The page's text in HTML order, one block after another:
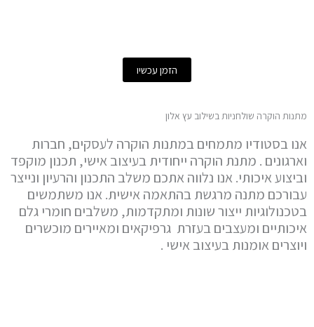
יצירה לחדר שינה
הזמן עכשיו
מתנות הוקרה שולחניות בשילוב עץ אלון
אנו בסטודיו מתמחים במתנות הוקרה לעסקים, חברות
וארגונים . מתנת הוקרה ייחודית בעיצוב אישי, תכנון מוקפד
וביצוע איכותי. אנו נלווה אתכם משלב התכנון והרעיון ונייצר
עבורכם מתנה מרגשת בהתאמה אישית. אנו משתמשים
בטכנולוגיות ייצור שונות ומתקדמות, משלבים חומרי גלם
איכותיים ומעצבים בעזרת גרפיקאים ומאיירים מוכשרים
ויוצרים אומנות בעיצוב אישי .